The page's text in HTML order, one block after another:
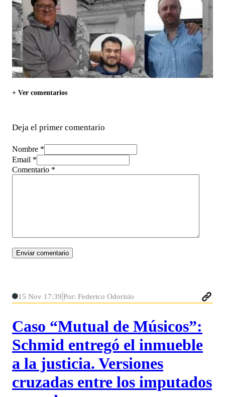
+ Ver comentarios
Deja el primer comentario
Nombre *
Email *
Comentario *
15 Nov 17:39 Por: Federico Odorisio
Caso “Mutual de Músicos”:
Schmid entregó el inmueble
a la justicia. Versiones
cruzadas entre los imputados